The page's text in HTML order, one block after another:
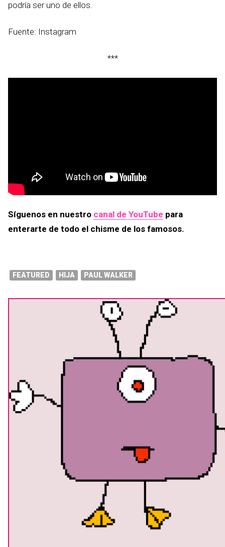
podría ser uno de ellos.
Fuente: Instagram
***
Síguenos en nuestro canal de YouTube para
enterarte de todo el chisme de los famosos.
FEATURED HIJA PAUL WALKER